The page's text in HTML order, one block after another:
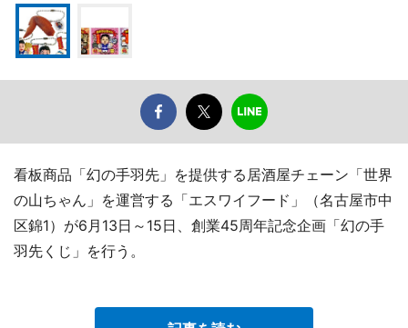
看板商品「幻の手羽先」を提供する居酒屋チェーン「世界
の山ちゃん」を運営する「エスワイフード」（名古屋市中
区錦1）が6月13日～15日、創業45周年記念企画「幻の手
羽先くじ」を行う。